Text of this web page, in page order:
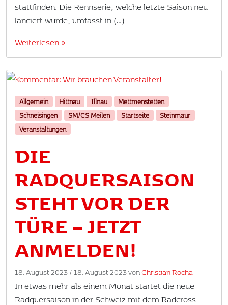
stattfinden. Die Rennserie, welche letzte Saison neu
lanciert wurde, umfasst in (…)
Weiterlesen »
Allgemein Hittnau Illnau
Mettmenstetten
Schneisingen
SM/CS Meilen Startseite
Steinmaur
Veranstaltungen
DIE
RADQUERSAISON
STEHT VOR DER
TÜRE – JETZT
ANMELDEN!
18. August 2023 / 18. August 2023vonChristian Rocha
In etwas mehr als einem Monat startet die neue
Radquersaison in der Schweiz mit dem Radcross